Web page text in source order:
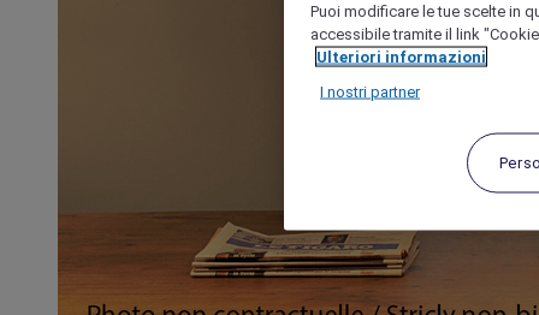
Puoi modificare le tue scelte in
accessibile tramite il link
Ulteriori informazioni
I nostri partner